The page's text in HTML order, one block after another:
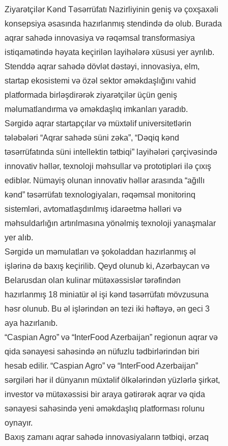
Ziyarətçilər Kənd Təsərrüfatı Nazirliyinin geniş və çoxşaxəli
konsepsiya əsasında hazırlanmış stendində də olub. Burada
aqrar sahədə innovasiya və rəqəmsal transformasiya
istiqamətində həyata keçirilən layihələrə xüsusi yer ayrılıb.
Stenddə aqrar sahədə dövlət dəstəyi, innovasiya, elm,
startap ekosistemi və özəl sektor əməkdaşlığını vahid
platformada birləşdirərək ziyarətçilər üçün geniş
məlumatlandırma və əməkdaşlıq imkanları yaradıb.
Sərgidə aqrar startapçılar və müxtəlif universitetlərin
tələbələri “Aqrar sahədə süni zəka”, “Dəqiq kənd
təsərrüfatında süni intellektin tətbiqi” layihələri çərçivəsində
innovativ həllər, texnoloji məhsullar və prototipləri ilə çıxış
ediblər. Nümayiş olunan innovativ həllər arasında “ağıllı
kənd” təsərrüfatı texnologiyaları, rəqəmsal monitorinq
sistemləri, avtomatlaşdırılmış idarəetmə həlləri və
məhsuldarlığın artırılmasına yönəlmiş texnoloji yanaşmalar
yer alıb.
Sərgidə un məmulatları və şokoladdan hazırlanmış əl
işlərinə də baxış keçirilib. Qeyd olunub ki, Azərbaycan və
Belarusdan olan kulinar mütəxəssislər tərəfindən
hazırlanmış 18 miniatür əl işi kənd təsərrüfatı mövzusuna
həsr olunub. Bu əl işlərindən ən tezi iki həftəyə, ən geci 3
aya hazırlanıb.
“Caspian Agro” və “InterFood Azerbaijan” regionun aqrar və
qida sənayesi sahəsində ən nüfuzlu tədbirlərindən biri
hesab edilir. “Caspian Agro” və “InterFood Azerbaijan”
sərgiləri hər il dünyanın müxtəlif ölkələrindən yüzlərlə şirkət,
investor və mütəxəssisi bir araya gətirərək aqrar və qida
sənayesi sahəsində yeni əməkdaşlıq platforması rolunu
oynayır.
Baxış zamanı aqrar sahədə innovasiyaların tətbiqi, ərzaq